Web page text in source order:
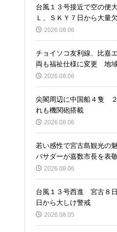
台風１３号接近で空の便
Ｌ、ＳＫＹ７日から大
2026.08.06
チョイソコ友利線、比嘉
両も福祉仕様に変更 地
2026.08.06
尖閣周辺に中国船４隻
れも機関砲搭載
2026.08.06
若い感性で宮古島観光の
バサダーが嘉数市長を表敬
2026.08.06
台風１３号西進 宮古８
日から大しけ警戒
2026.08.05